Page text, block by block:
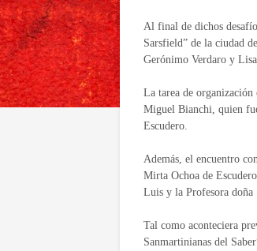
Al final de dichos
Sarsfield” de la ciudad
Gerónimo Verdaro y
La tarea de
Miguel Bianchi, quien
Escudero.
Además, el encuentro
Mirta Ochoa de
Luis y la Profesora
Tal como aconteciera
Sanmartinianas del